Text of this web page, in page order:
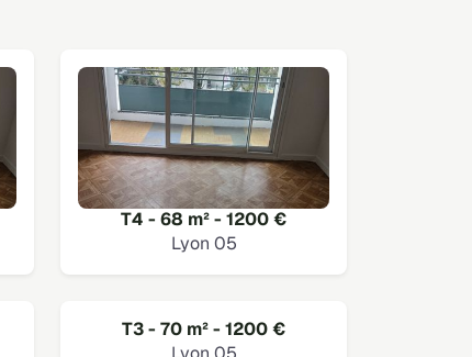
T4 - 68 m² - 1200 €
Lyon 05
T3 - 70 m² - 1200 €